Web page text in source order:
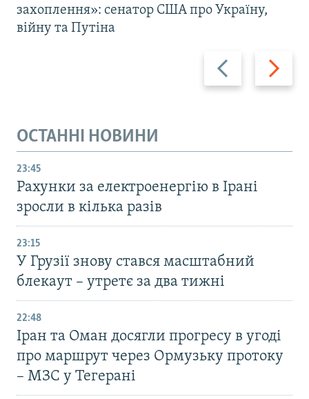
Назад Вперед
захоплення»: сенатор США про Україну,
війну та Путіна
ОСТАННІ НОВИНИ
23:45
Рахунки за електроенергію в Ірані
зросли в кілька разів
23:15
У Грузії знову стався масштабний
блекаут – утретє за два тижні
22:48
Іран та Оман досягли прогресу в угоді
про маршрут через Ормузьку протоку
– МЗС у Тегерані